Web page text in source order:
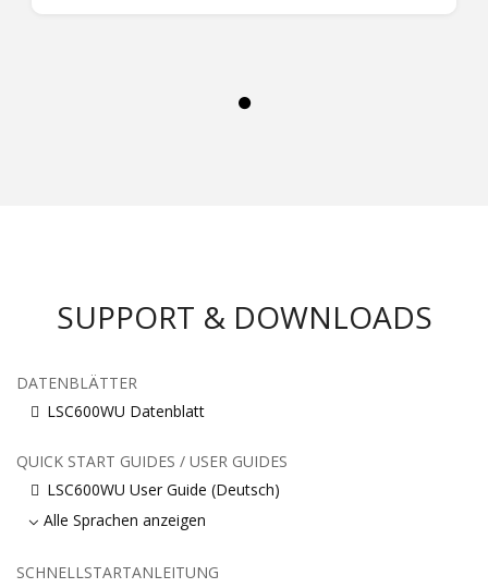
SUPPORT & DOWNLOADS
DATENBLÄTTER
LSC600WU Datenblatt
QUICK START GUIDES / USER GUIDES
LSC600WU User Guide (Deutsch)
Alle Sprachen anzeigen
SCHNELLSTARTANLEITUNG